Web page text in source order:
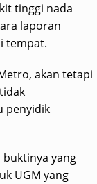
tinggi nada
laporan
tempat.
akan tetapi
penyidik
buktinya yang
UGM yang